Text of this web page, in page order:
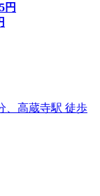
円
、高蔵寺駅 徒歩